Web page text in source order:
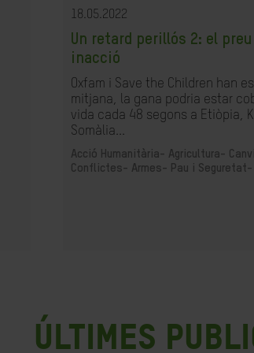
18.05.2022
Un retard perillós 2: el preu
inacció
Oxfam i Save the Children han
mitjana, la gana podria estar
vida cada 48 segons a Etiòpia,
Somàlia...
Acció Humanitària- Agricultura-
Conflictes- Armes- Pau i Seguretat-
últimes